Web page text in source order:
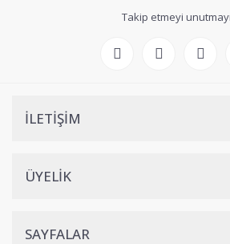
Takip etmeyi
İLETİŞİM
ÜYELİK
SAYFALAR